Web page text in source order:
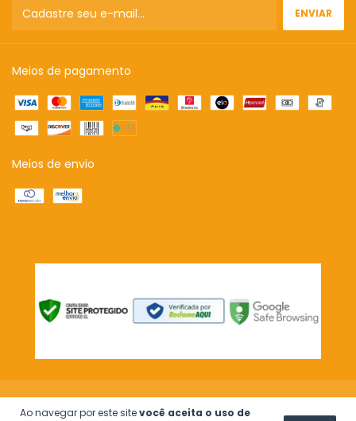
Ao navegar por este sitevocê aceita o uso de
Meios de pagamento
Meios de envio
reservados.